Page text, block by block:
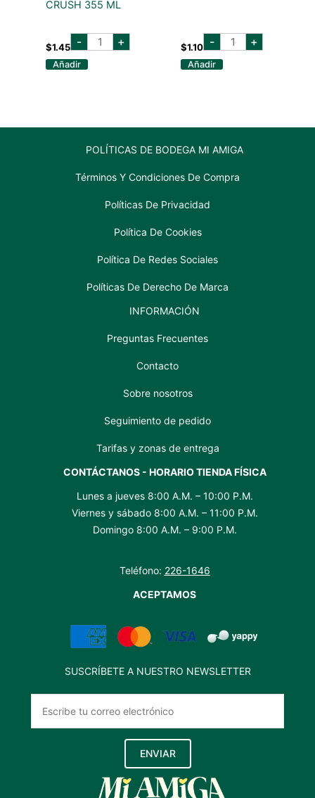
CRUSH 355 ML
$1.45 - smirnoff
ice
botella
raspberry
+
Añadir
$1.10 - smirnoff
ice
lata
green
+
Añadir
POLÍTICAS DE BODEGA MI AMIGA
Términos Y Condiciones De Compra
Políticas De Privacidad
Política De Cookies
Política De Redes Sociales
Políticas De Derecho De Marca
INFORMACIÓN
Preguntas Frecuentes
Contacto
Sobre nosotros
Seguimiento de pedido
Tarifas y zonas de entrega
CONTÁCTANOS - HORARIO TIENDA FÍSICA
Lunes a jueves 8:00 A.M. – 10:00 P.M.
Viernes y sábado 8:00 A.M. – 11:00 P.M.
Domingo 8:00 A.M. – 9:00 P.M.
Teléfono: 226-1646
ACEPTAMOS
SUSCRÍBETE A NUESTRO NEWSLETTER
ENVIAR